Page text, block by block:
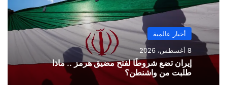
أخبار عالمية
8 أغسطس، 2026
إيران تضع شروطًا لفتح مضيق هرمز .. ماذا
طلبت من واشنطن؟